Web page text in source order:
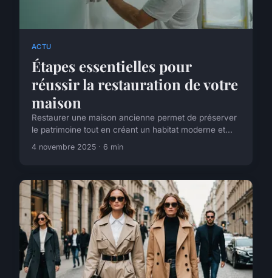
ACTU
Étapes essentielles pour
réussir la restauration de votre
maison
Restaurer une maison ancienne permet de préserver
le patrimoine tout en créant un habitat moderne et...
4 novembre 2025 · 6 min